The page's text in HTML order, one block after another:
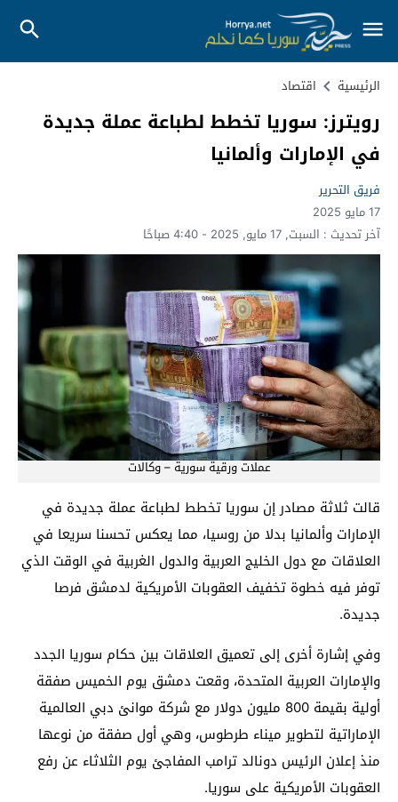
الرئيسية اقتصاد
رويترز: سوريا تخطط لطباعة عملة جديدة
في الإمارات وألمانيا
فريق التحرير
17 مايو 2025
آخر تحديث : السبت, 17 مايو, 2025 - 4:40 صباحًا
عملات ورقية سورية – وكالات
قالت ثلاثة مصادر إن سوريا تخطط لطباعة عملة جديدة في
الإمارات وألمانيا بدلا من روسيا، مما يعكس تحسنا سريعا في
العلاقات مع دول الخليج العربية والدول الغربية في الوقت الذي
توفر فيه خطوة تخفيف العقوبات الأمريكية لدمشق فرصا
جديدة.
وفي إشارة أخرى إلى تعميق العلاقات بين حكام سوريا الجدد
والإمارات العربية المتحدة، وقعت دمشق يوم الخميس صفقة
أولية بقيمة 800 مليون دولار مع شركة موانئ دبي العالمية
الإماراتية لتطوير ميناء طرطوس، وهي أول صفقة من نوعها
منذ إعلان الرئيس دونالد ترامب المفاجئ يوم الثلاثاء عن رفع
العقوبات الأمريكية على سوريا.